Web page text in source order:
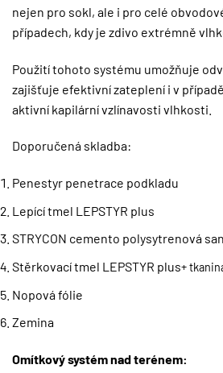
nejen pro sokl, ale i pro celé
případech, kdy je zdivo extrémně
Použití tohoto systému umožňuje
zajišťuje efektivní zateplení i v
aktivní kapilární vzlínavosti vlhkosti.
Doporučená skladba:
Penestyr penetrace podkladu
Lepící tmel LEPSTYR plus
STRYCON cemento polysytrenová
Stěrkovací tmel LEPSTYR plus+
Nopová fólie
Zemina
Omítkový systém nad terénem: